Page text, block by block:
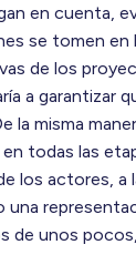
en cuenta,
se tomen
de los
a
misma
todas las
los actores, a
de unos